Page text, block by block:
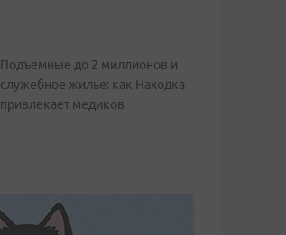
Подъемные до 2 миллионов и
служебное жилье: как Находка
привлекает медиков